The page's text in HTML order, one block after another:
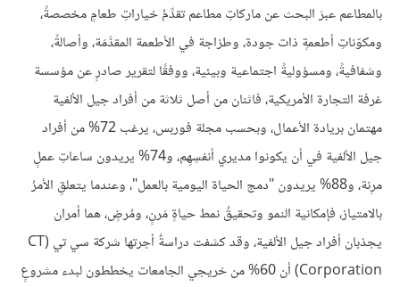
بالمطاعم عبرَ البحث عن ماركاتِ مطاعم تقدِّمُ خياراتِ طعامٍ مخصصةً،
ومكوّناتِ أطعمةٍ ذات جودة، وطزاجة في الأطعمة المقدَّمَة، وأصالةً،
وشفافيةً، ومسؤوليةً اجتماعية وبيئية، ووفقًا لتقرير صادرٍ عن مؤسسة
غرفة التجارة الأمريكية، فاثنان من أصل ثلاثة من أفراد جيل الألفية
مهتمان بريادة الأعمال، وبحسب مجلة فوربس، يرغب 72% من أفراد
جيل الألفية في أن يكونوا مديري أنفسِهِم، و74% يريدون ساعاتِ عملٍ
مرِنة، و88% يريدون "دمج الحياة اليومية بالعمل"، وعندما يتعلقِ الأمرُ
بالامتياز، فإمكانية النمو وتحقيقُ نمط حياةٍ مَرنٍ، ومُرضٍ، هما أمران
يجذبان أفراد جيل الألفية، وقد كشفت دراسةٌ أجرتها شركة سي تي (CT
Corporation) أن 60% من خريجي الجامعات يخططون لبدء مشروعٍ